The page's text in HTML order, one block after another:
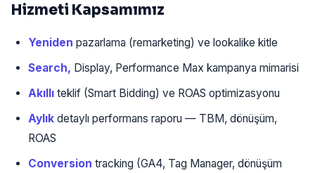
Hizmeti Kapsamımız
Yeniden pazarlama (remarketing) ve lookalike kitle
Search, Display, Performance Max kampanya mimarisi
Akıllı teklif (Smart Bidding) ve ROAS optimizasyonu
Aylık detaylı performans raporu — TBM, dönüşüm,
ROAS
Conversion tracking (GA4, Tag Manager, dönüşüm